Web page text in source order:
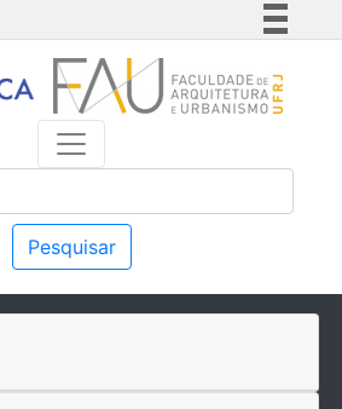
Simplifique!
Comunica BR
Acesso à informação
Pesquisar